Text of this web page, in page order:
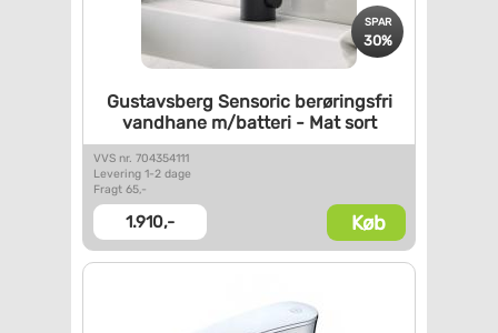
SPAR
30%
Gustavsberg Sensoricberøringsfri
vandhanem/batteri - Mat sort
VVS nr. 704354111
Levering 1-2 dage
Fragt 65,-
1.910,- Køb